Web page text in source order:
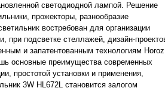
светодиодной лампой. Решение
прожекторы, разнообразие
востребован для организации
при подсветке стеллажей, дизайн-
и запатентованным технологиям Horoz
основные преимущества современных
простотой установки и применения,
3W HL672L становится залогом